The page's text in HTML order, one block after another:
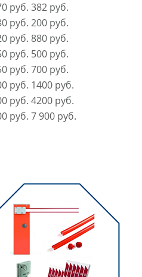
руб. 382 руб.
руб. 200 руб.
руб. 880 руб.
руб. 500 руб.
руб. 700 руб.
руб. 1400 руб.
руб. 4200 руб.
руб. 7 900 руб.